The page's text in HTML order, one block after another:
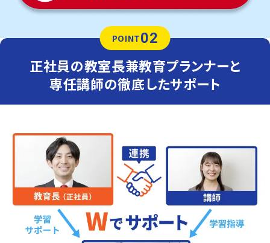
POINT02
正社員の教室長兼教育プランナーと
専任講師の徹底したサポート